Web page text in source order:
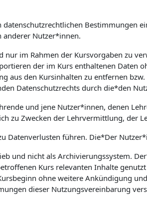
Bestimmungen
anderer Nutzer*innen.
im Rahmen der Kursvorgaben zu
der im Kurs enthaltenen Daten
aus den Kursinhalten zu entfernen
Datenschutzrechts durch die*den
und jene Nutzer*innen, denen
zu Zwecken der Lehrvermittlung, der
Datenverlusten führen. Die*Der
und nicht als Archivierungssystem.
Kurs relevanten Inhalte
ohne weitere Ankündigung
dieser Nutzungsvereinbarung